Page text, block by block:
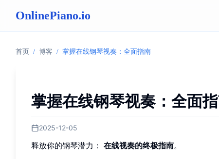
OnlinePiano.io
首页 / 博客 / 掌握在线钢琴视奏：全面指南
掌握在线钢琴视奏：全面
2025-12-05
释放你的钢琴潜力： 在线视奏的终极指南。